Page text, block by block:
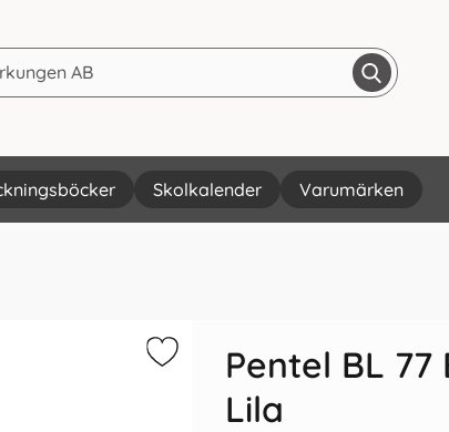
Skolkalender Varumärken
Vi rekommenderarPentel BL
Lila